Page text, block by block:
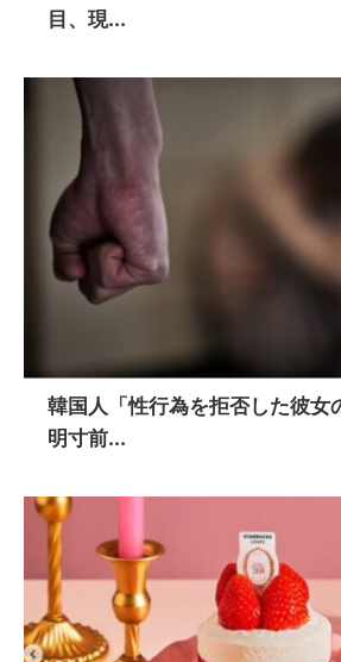
目、現...
韓国人「性行為を拒否した彼女
明寸前...